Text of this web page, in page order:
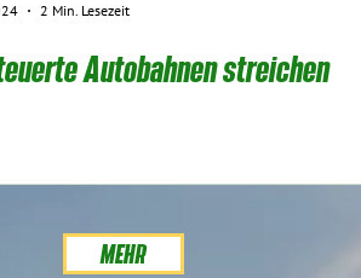
Autobahnen streichen
2 Min. Lesezeit
MEHR